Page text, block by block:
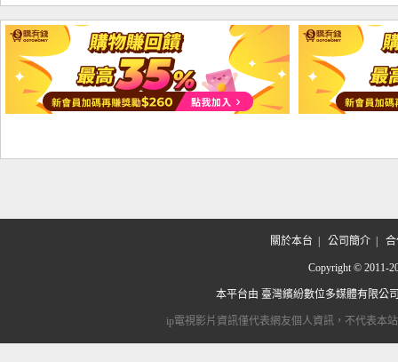
邊玩邊做！
關於本台 公司簡介| 合
Copyright © 2011-
本平台由 臺灣繽紛數位多媒體有限公
ip電視影片資訊僅代表網友個人資訊，不代表本